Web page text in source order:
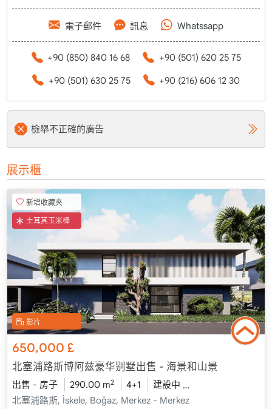
電子郵件 訊息 Whatssapp
+90 (850) 840 16 68 +90 (501) 620 25 75
+90 (501) 630 25 75 +90 (216) 606 12 30
檢舉不正確的廣告
展示櫃
新增收藏夾
土耳其玉米棒
影片
650,000 £
北塞浦路斯博阿兹豪华别墅出售 - 海景和山景
出售 - 房子 290.00 m2 4+1 建設中
北塞浦路斯, İskele, Boğaz, Merkez - Merkez